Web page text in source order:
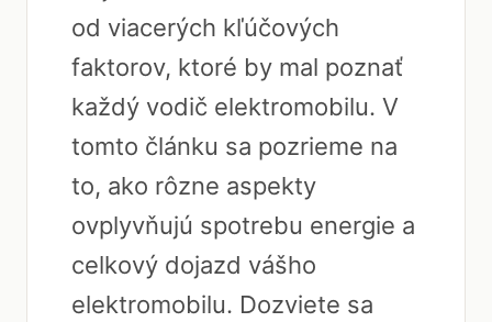
od viacerých kľúčových
faktorov, ktoré by mal poznať
každý vodič elektromobilu. V
tomto článku sa pozrieme na
to, ako rôzne aspekty
ovplyvňujú spotrebu energie a
celkový dojazd vášho
elektromobilu. Dozviete sa